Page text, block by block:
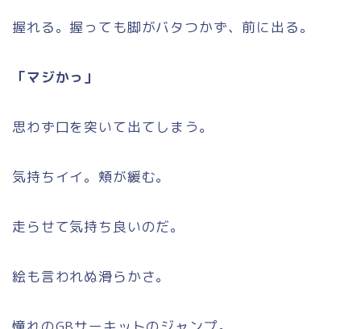
握れる。握っても脚がバタつかず、前に出る。
「マジかっ」
思わず口を突いて出てしまう。
気持ちイイ。頬が緩む。
走らせて気持ち良いのだ。
絵も言われぬ滑らかさ。